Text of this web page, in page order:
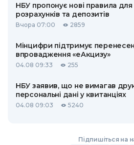
НБУ пропонує нові правила для
розрахунків та депозитів
Вчора 07:00 2859
Мінцифри підтримує
впровадження «еАкцизу»
04.08 09:33 255
НБУ заявив, що не вимагав
персональні дані у квитанціях
04.08 09:03 5240
Підпишіться на